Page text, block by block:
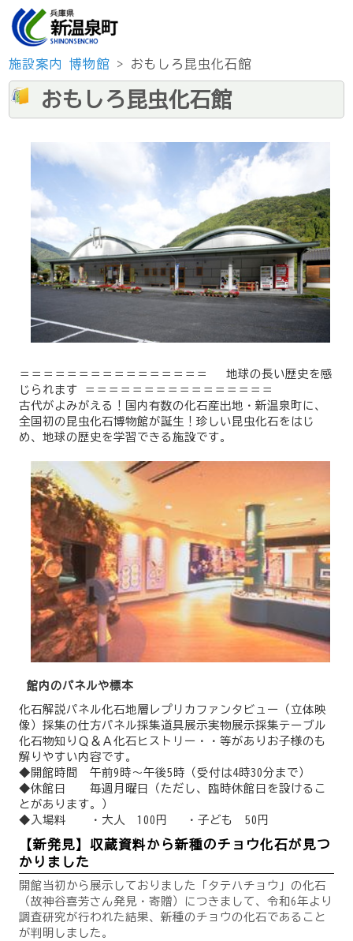
施設案内 博物館 > おもしろ昆虫化石館
おもしろ昆虫化石館
＝＝＝＝＝＝＝＝＝＝＝＝＝＝＝＝ 地球の長い歴史を感
じられます ＝＝＝＝＝＝＝＝＝＝＝＝＝＝＝＝
古代がよみがえる！国内有数の化石産出地・新温泉町に、
全国初の昆虫化石博物館が誕生！珍しい昆虫化石をはじ
め、地球の歴史を学習できる施設です。
館内のパネルや標本
化石解説パネル化石地層レプリカファンタビュー（立体映
像）採集の仕方パネル採集道具展示実物展示採集テーブル
化石物知りＱ＆Ａ化石ヒストリー・・等がありお子様のも
解りやすい内容です。
◆開館時間 午前9時～午後5時（受付は4時30分まで）
◆休館日 毎週月曜日（ただし、臨時休館日を設けるこ
とがあります。）
◆入場料 ・大人 100円 ・子ども 50円
【新発見】収蔵資料から新種のチョウ化石が見つ
かりました
開館当初から展示しておりました「タテハチョウ」の化石
（故神谷喜芳さん発見・寄贈）につきまして、令和6年より
調査研究が行われた結果、新種のチョウの化石であること
が判明しました。